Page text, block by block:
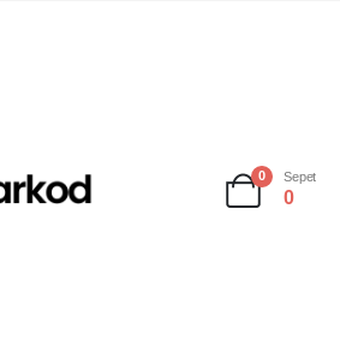
0 Sepet
0